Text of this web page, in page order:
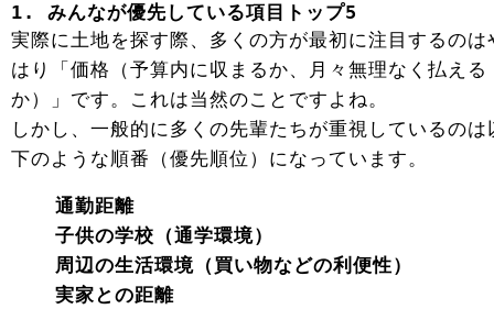
1. みんなが優先している項目トップ5
実際に土地を探す際、多くの方が最初に注目するのは
はり「価格（予算内に収まるか、月々無理なく払える
か）」です。これは当然のことですよね。
しかし、一般的に多くの先輩たちが重視しているのは
下のような順番（優先順位）になっています。
通勤距離
子供の学校（通学環境）
周辺の生活環境（買い物などの利便性）
実家との距離